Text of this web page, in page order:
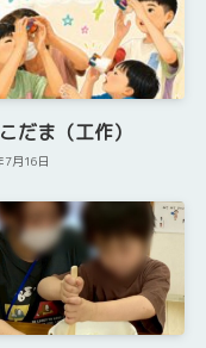
だま（工作）
7月16日